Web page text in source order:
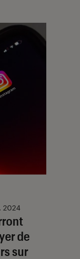
de
sur
2024